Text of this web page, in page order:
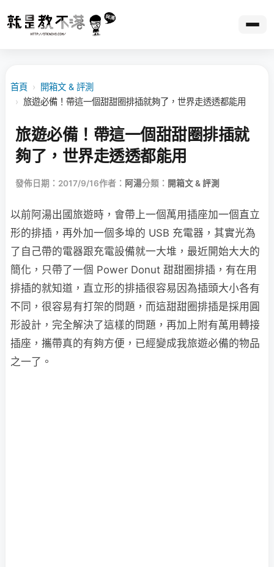
首頁 ›
開箱文 & 評測
› 旅遊必備！帶這一個甜甜圈排插就夠了，世界走透透都能用
旅遊必備！帶這一個甜甜圈排插就
夠了，世界走透透都能用
發佈日期：2017/9/16作者： 阿湯分類： 開箱文 & 評測
以前阿湯出國旅遊時，會帶上一個萬用插座加一個直立
形的排插，再外加一個多埠的 USB 充電器，其實光為
了自己帶的電器跟充電設備就一大堆，最近開始大大的
簡化，只帶了一個 Power Donut 甜甜圈排插，有在用
排插的就知道，直立形的排插很容易因為插頭大小各有
不同，很容易有打架的問題，而這甜甜圈排插是採用圓
形設計，完全解決了這樣的問題，再加上附有萬用轉接
插座，攜帶真的有夠方便，已經變成我旅遊必備的物品
之一了。